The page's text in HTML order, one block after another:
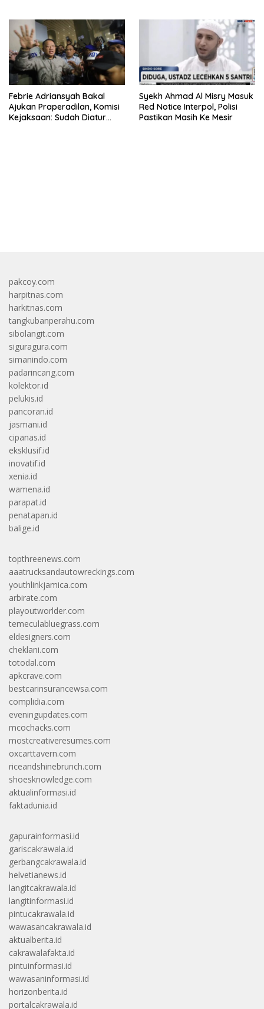
Febrie Adriansyah Bakal
Ajukan Praperadilan, Komisi
Kejaksaan: Sudah Diatur
Syekh Ahmad Al Misry Masuk
Red Notice Interpol, Polisi
Pastikan Masih Ke Mesir
pakcoy.com
harpitnas.com
harkitnas.com
tangkubanperahu.com
sibolangit.com
siguragura.com
simanindo.com
padarincang.com
kolektor.id
pelukis.id
pancoran.id
jasmani.id
cipanas.id
eksklusif.id
inovatif.id
xenia.id
wamena.id
parapat.id
penatapan.id
balige.id
topthreenews.com
aaatrucksandautowreckings.com
youthlinkjamica.com
arbirate.com
playoutworlder.com
temeculabluegrass.com
eldesigners.com
cheklani.com
totodal.com
apkcrave.com
bestcarinsurancewsa.com
complidia.com
eveningupdates.com
mcochacks.com
mostcreativeresumes.com
oxcarttavern.com
riceandshinebrunch.com
shoesknowledge.com
aktualinformasi.id
faktadunia.id
gapurainformasi.id
gariscakrawala.id
gerbangcakrawala.id
helvetianews.id
langitcakrawala.id
langitinformasi.id
pintucakrawala.id
wawasancakrawala.id
aktualberita.id
cakrawalafakta.id
pintuinformasi.id
wawasaninformasi.id
horizonberita.id
portalcakrawala.id